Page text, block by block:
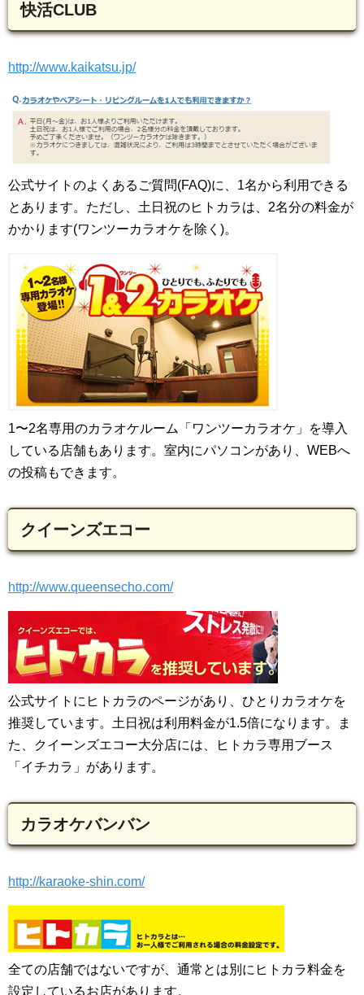
快活CLUB
http://www.kaikatsu.jp/
公式サイトのよくあるご質問(FAQ)に、1名から利用できる
とあります。ただし、土日祝のヒトカラは、2名分の料金が
かかります(ワンツーカラオケを除く)。
1〜2名専用のカラオケルーム「ワンツーカラオケ」を導入
している店舗もあります。室内にパソコンがあり、WEBへ
の投稿もできます。
クイーンズエコー
http://www.queensecho.com/
公式サイトにヒトカラのページがあり、ひとりカラオケを
推奨しています。土日祝は利用料金が1.5倍になります。ま
た、クイーンズエコー大分店には、ヒトカラ専用ブース
「イチカラ」があります。
カラオケバンバン
http://karaoke-shin.com/
全ての店舗ではないですが、通常とは別にヒトカラ料金を
設定しているお店があります。